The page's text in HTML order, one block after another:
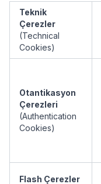
Teknik
Çerezler
(Technical
Cookies)
Otantikasyon
Çerezleri
(Authentication
Cookies)
Flash Çerezler